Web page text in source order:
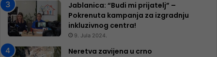
Jablanica: “Budi mi prijatelj” –
Pokrenuta kampanja za izgradnju
inkluzivnog centra!
9. Jula 2024.
Neretva zavijena u crno